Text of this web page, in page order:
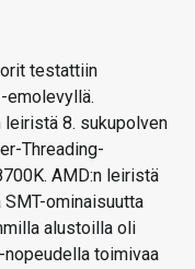
testattiin
emolevyllä.
8. sukupolven
Threading-
AMD:n leiristä
ominaisuutta
alustoilla oli
toimivaa